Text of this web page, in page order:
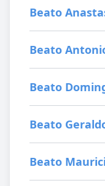
Beato
Beato
Beato
Beato
Beato